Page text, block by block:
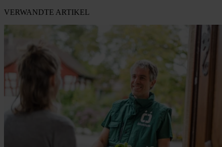
VERWANDTE ARTIKEL